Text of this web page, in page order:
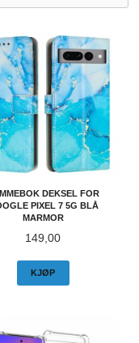
DEKSEL FOR
PIXEL 7 5G BLÅ
MARMOR
Pris
149,00
KJØP